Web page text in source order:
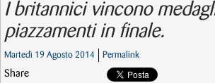
I britannici vincono
piazzamenti in finale.
Martedì 19 Agosto 2014 Permalink
Share